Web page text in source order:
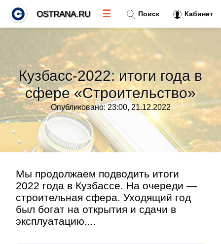
Кузбасс-2022: итоги года в
сфере «Строительство»
Опубликовано: 23:00, 21.12.2022
Мы продолжаем подводить итоги
2022 года в Кузбассе. На очереди —
строительная сфера. Уходящий год
был богат на открытия и сдачи в
эксплуатацию....
Поиск Кабинет
OSTRANA.RU ☰
Тренды новостей»
Рубрики»
Правила»
Контакт»